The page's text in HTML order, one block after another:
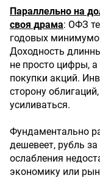
Параллельно на
своя драма: ОФЗ
годовых
Доходность
не просто цифры,
покупки акций.
сторону
усиливаться.
Фундаментально
дешевеет, рубль
ослабления
экономику или